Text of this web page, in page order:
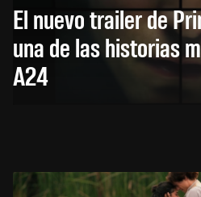
El nuevo trailer de
una de las historias
A24